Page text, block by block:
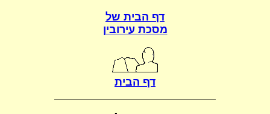
דף הבית של
מסכת עירובין
דף הבית